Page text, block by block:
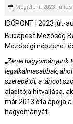
Megjelent: 2023. július
IDŐPONT 2023 júl.-
Budapest Mezőség
Mezőségi népzene-
„Zenei hagyományunk
legalkalmasabbak,
szerepétől, a táncot
alapítója hitvallása,
már 2013 óta ápolja
hagyományát.